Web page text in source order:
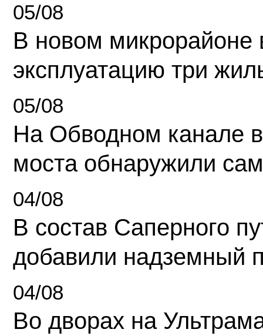
05/08
В новом микрорайоне
эксплуатацию три
05/08
На Обводном канале
моста обнаружили
04/08
В состав Саперного
добавили надземный
04/08
Во дворах на